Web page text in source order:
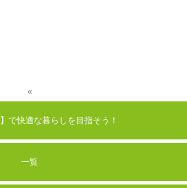
«
で快適な暮らしを目指そう！
一覧